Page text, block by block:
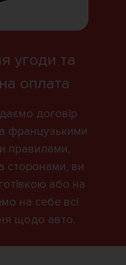
угоди та
оплата
договір
французькими
правилами,
сторонами, ви
або на
на себе всі
щодо авто.